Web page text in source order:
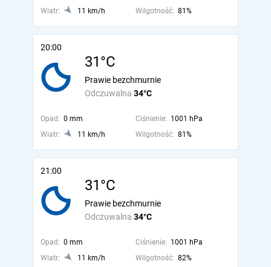
Wiatr:
11 km/h Wilgotność: 81%
20:00
31°C
Odczuwalna 34°C
Prawie bezchmurnie
Opad: 0 mm Ciśnienie: 1001 hPa
Wiatr:
11 km/h Wilgotność: 81%
21:00
31°C
Odczuwalna 34°C
Prawie bezchmurnie
Opad: 0 mm Ciśnienie: 1001 hPa
Wiatr:
11 km/h Wilgotność: 82%